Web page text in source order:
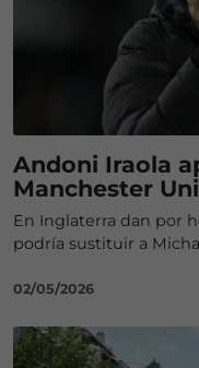
Andoni Iraola
Manchester
En Inglaterra dan por
podría sustituir a
02/05/2026